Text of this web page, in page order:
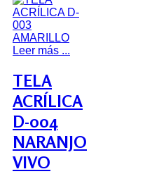
Leer más ...
TELA
ACRÍLICA
D-004
NARANJO
VIVO